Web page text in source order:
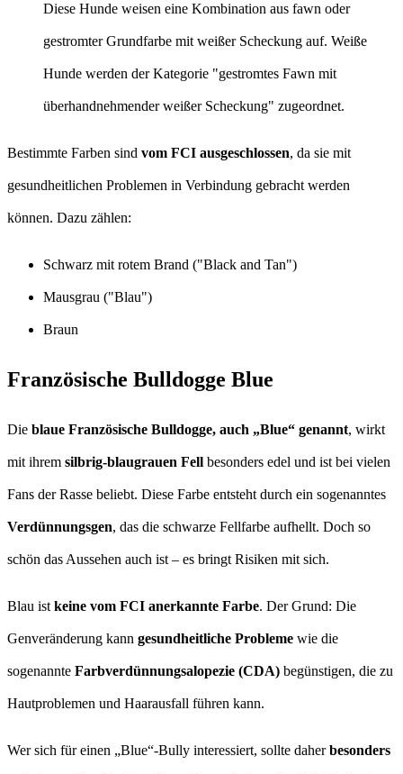
Diese Hunde weisen eine Kombination aus fawn oder
gestromter Grundfarbe mit weißer Scheckung auf. Weiße
Hunde werden der Kategorie "gestromtes Fawn mit
überhandnehmender weißer Scheckung" zugeordnet.​
Bestimmte Farben sind vom FCI ausgeschlossen, da sie mit
gesundheitlichen Problemen in Verbindung gebracht werden
können. Dazu zählen:​
Schwarz mit rotem Brand ("Black and Tan")
Mausgrau ("Blau")
Braun
Französische Bulldogge Blue
Die blaue Französische Bulldogge, auch „Blue“ genannt, wirkt
mit ihrem silbrig-blaugrauen Fell besonders edel und ist bei vielen
Fans der Rasse beliebt. Diese Farbe entsteht durch ein sogenanntes
Verdünnungsgen, das die schwarze Fellfarbe aufhellt. Doch so
schön das Aussehen auch ist – es bringt Risiken mit sich.
Blau istkeine vom FCI anerkannte Farbe. Der Grund: Die
Genveränderung kann gesundheitliche Probleme wie die
sogenannte Farbverdünnungsalopezie (CDA) begünstigen, die zu
Hautproblemen und Haarausfall führen kann.
Wer sich für einen „Blue“-Bully interessiert, sollte daherbesonders